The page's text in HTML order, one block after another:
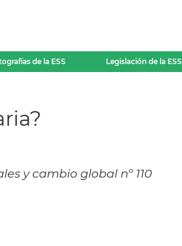
de la ESS Legislación de la ESS
y cambio global nº 110